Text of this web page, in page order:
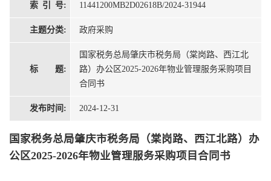
索 引 号: 11441200MB2D02618B/2024-31944
主题分类: 政府采购
标 题:
国家税务总局肇庆市税务局（棠岗路、西江北
路）办公区2025-2026年物业管理服务采购项目
合同书
发布时间: 2024-12-31
国家税务总局肇庆市税务局（棠岗路、西江北路）办
公区2025-2026年物业管理服务采购项目合同书